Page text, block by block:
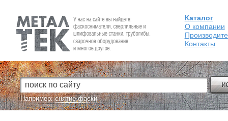
Fein — Профессиональный электроинструмент для обработки
металла.
Каталог
О компании
Контакты
Например:снятие фаски